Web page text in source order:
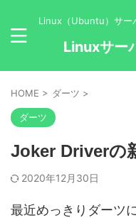
Linux（Ubuntu）サー
Linuxサー
HOME > ダーツ >
ダーツ
Joker Driverの
2020年12月30日
最近めっきりダーツ